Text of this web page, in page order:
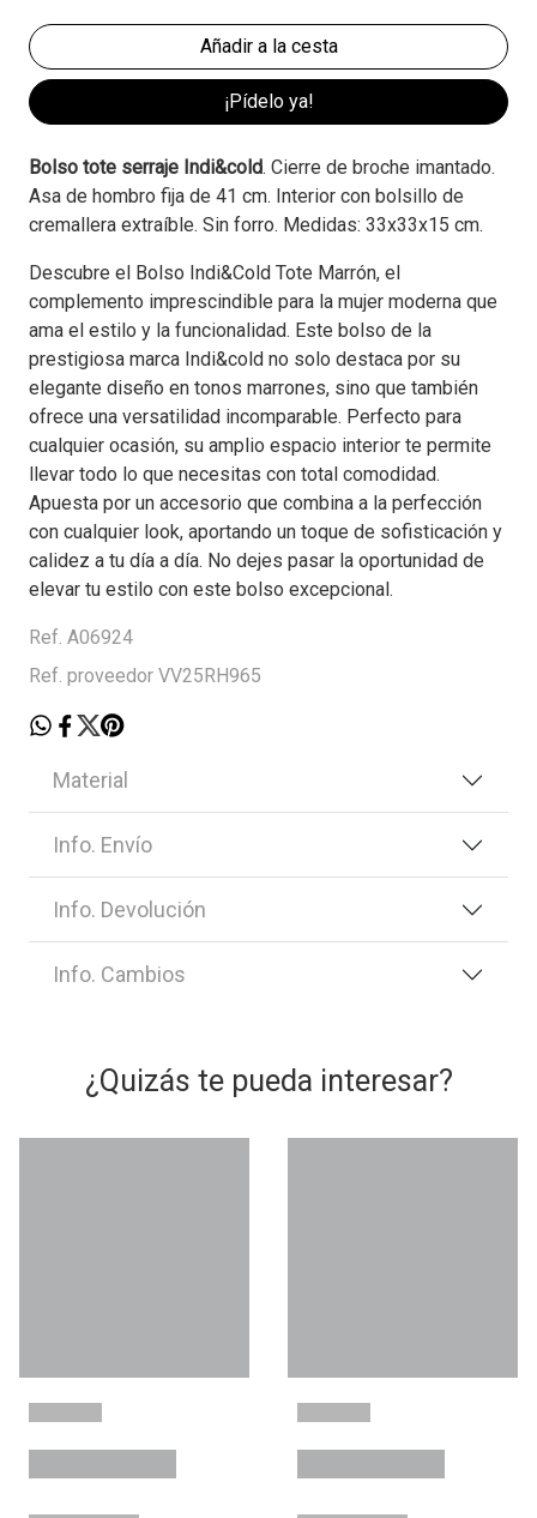
¡Pídelo ya!
Bolso tote serraje Indi&cold. Cierre de broche imantado.
Asa de hombro fija de 41 cm. Interior con bolsillo de
cremallera extraíble. Sin forro. Medidas: 33x33x15 cm.
Descubre el Bolso Indi&Cold Tote Marrón, el
complemento imprescindible para la mujer moderna que
ama el estilo y la funcionalidad. Este bolso de la
prestigiosa marca Indi&cold no solo destaca por su
elegante diseño en tonos marrones, sino que también
ofrece una versatilidad incomparable. Perfecto para
cualquier ocasión, su amplio espacio interior te permite
llevar todo lo que necesitas con total comodidad.
Apuesta por un accesorio que combina a la perfección
con cualquier look, aportando un toque de sofisticación y
calidez a tu día a día. No dejes pasar la oportunidad de
elevar tu estilo con este bolso excepcional.
Ref. A06924
Ref. proveedor VV25RH965
Material
Info. Envío
Info. Devolución
Info. Cambios
¿Quizás te pueda interesar?